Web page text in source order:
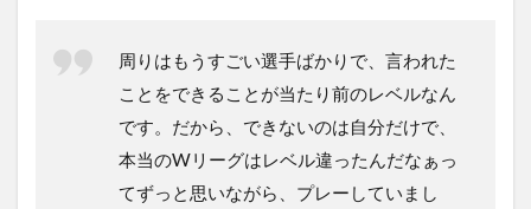
周りはもうすごい選手ばかりで、言われた
ことをできることが当たり前のレベルなん
です。だから、できないのは自分だけで、
本当のWリーグはレベル違ったんだなぁっ
てずっと思いながら、プレーしていまし